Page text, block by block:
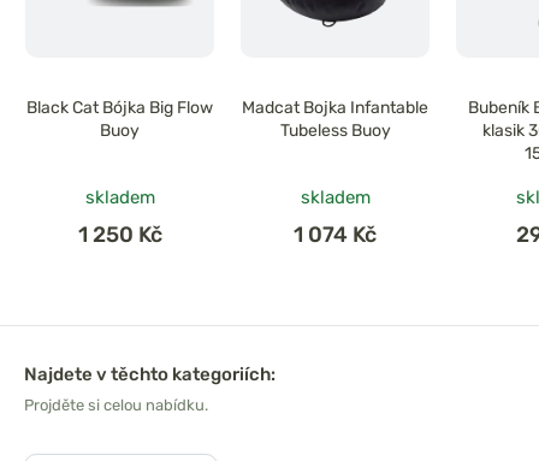
Black Cat Bójka Big Flow
Buoy
skladem
1 250 Kč
Madcat Bojka Infantable
Tubeless Buoy
skladem
1 074 Kč
Bubeník
klasik
Najdete v těchto kategoriích:
Projděte si celou nabídku.